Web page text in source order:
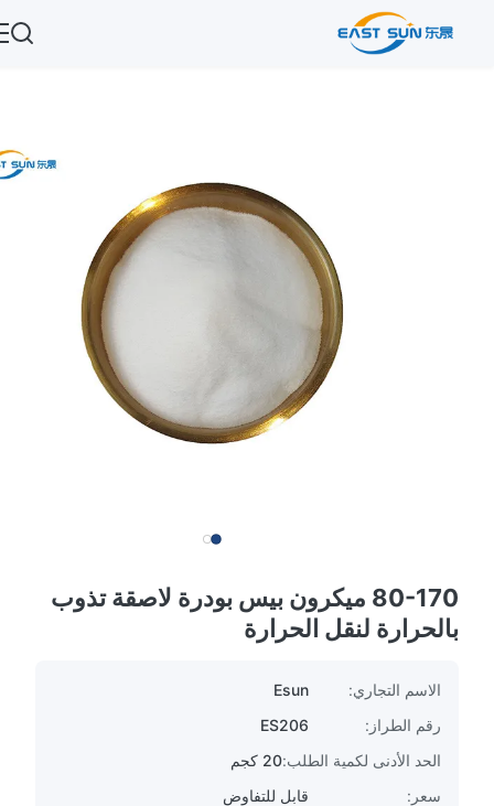
80-170 ميكرون بيس بودرة لاصقة تذوب
بالحرارة لنقل الحرارة
الاسم التجاري:
رقم الطراز:
ES206
الحد الأدنى لكمية الطلب:20 كجم
قابل للتفاوض